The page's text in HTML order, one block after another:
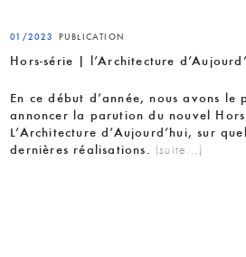
01/2023 PUBLICATION
Hors-série | l’Architecture
En ce début d’année, nous avons le
annoncer la parution du nouvel
L’Architecture d’Aujourd’hui, sur
dernières réalisations. (suite…)